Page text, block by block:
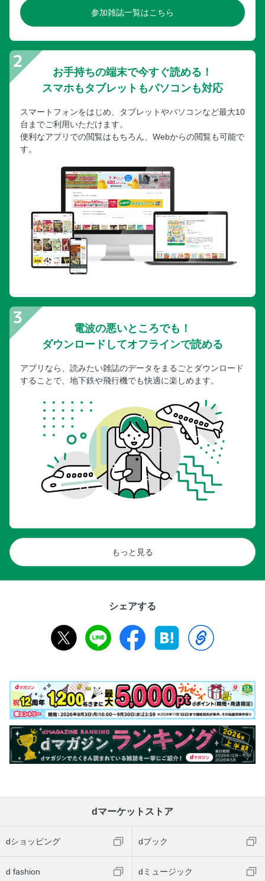
参加雑誌一覧はこちら
お手持ちの端末で今すぐ読める！
スマホもタブレットもパソコンも対応
スマートフォンをはじめ、タブレットやパソコンなど最大10
台までご利用いただけます。
便利なアプリでの閲覧はもちろん、Webからの閲覧も可能で
す。
電波の悪いところでも！
ダウンロードしてオフラインで読める
アプリなら、読みたい雑誌のデータをまるごとダウンロード
することで、地下鉄や飛行機でも快適に楽しめます。
もっと見る
シェアする
dマーケットストア
dショッピング dブック
d fashion dミュージック